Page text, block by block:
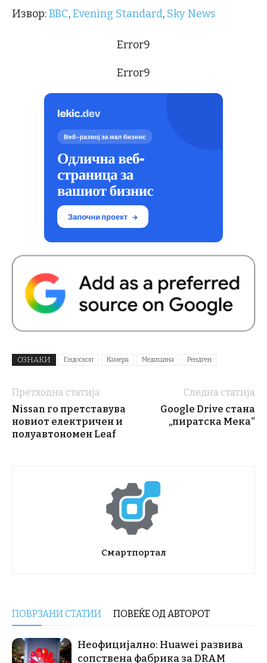
Извор:BBC,Evening Standard, Sky News
Error9
Error9
ОЗНАКИ Ендоскоп Камера Медицина Рендген
Претходна статија
Nissan го претставува
новиот електричен и
полуавтономен Leaf
Следна статија
Google Drive стана
„пиратска Мека“
Смартпортал
ПОВРЗАНИ СТАТИИ ПОВЕЌЕ ОД АВТОРОТ
Неофицијално: Huawei развива
сопствена фабрика за DRAM